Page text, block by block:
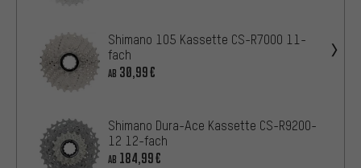
Shimano 105 Kassette CS-R7000 11-
fach
AB 30,99€
Shimano Dura-Ace Kassette CS-R9200-
12 12-fach
AB 184,99€